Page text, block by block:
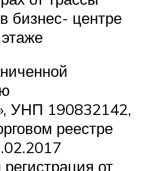
бизнес- центре
УНП 190832142,
реестре
от